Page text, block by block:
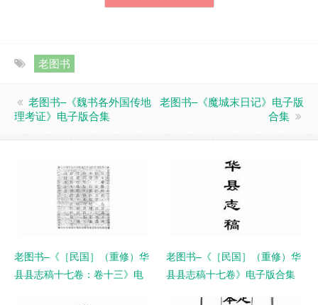
老图书
老图书–《魏书各外国传地
理考证》电子版合集
老图书–《魔城末日记》电子版
合集
老图书–《［民国］（重修）华
县县志稿十七卷：卷十三》电
老图书–《［民国］（重修）华
县县志稿十七卷》电子版合集